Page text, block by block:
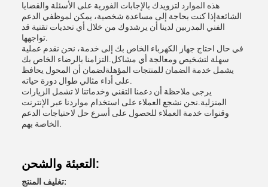
هذه الموارد لتزويدك بالإجابات الفورية على الأسئلة والقضايا
الشائعةإذا كنت بحاجة إلى مساعدة شخصية، يمكن لموظفي الدعم
الفني المدربين لدينا أن يرشدوك من خلال أي تحديات تقنية قد
في حال احتاج جهاز الكهرباء الخاص بك إلى خدمة، نحن نقدم عملية
سهلة لتشخيص ومعالجة أي مشاكل.التزامنا بالرضاء الخاص بك
يشمل خدمة الضمان للمنتجات المؤهلةلضمان أن المحول يحافظ
يرجى ملاحظة أن دعمنا التقني وخدماتنا لا تشمل الزيارات
المنزلية.نحن نشجع العملاء على استخدام مواردنا عبر الإنترنت
وقنوات خدمة العملاء للحصول على أسرع حل لاحتياجات الدعم
التعبئة والشحن:
تغليف المنتج: